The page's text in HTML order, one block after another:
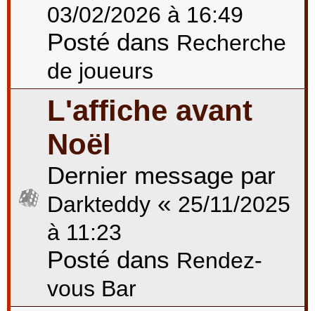
03/02/2026 à 16:49
Posté dans Recherche
de joueurs
L'affiche avant
Noël
Dernier message par
Darkteddy « 25/11/2025
à 11:23
Posté dans Rendez-
vous Bar